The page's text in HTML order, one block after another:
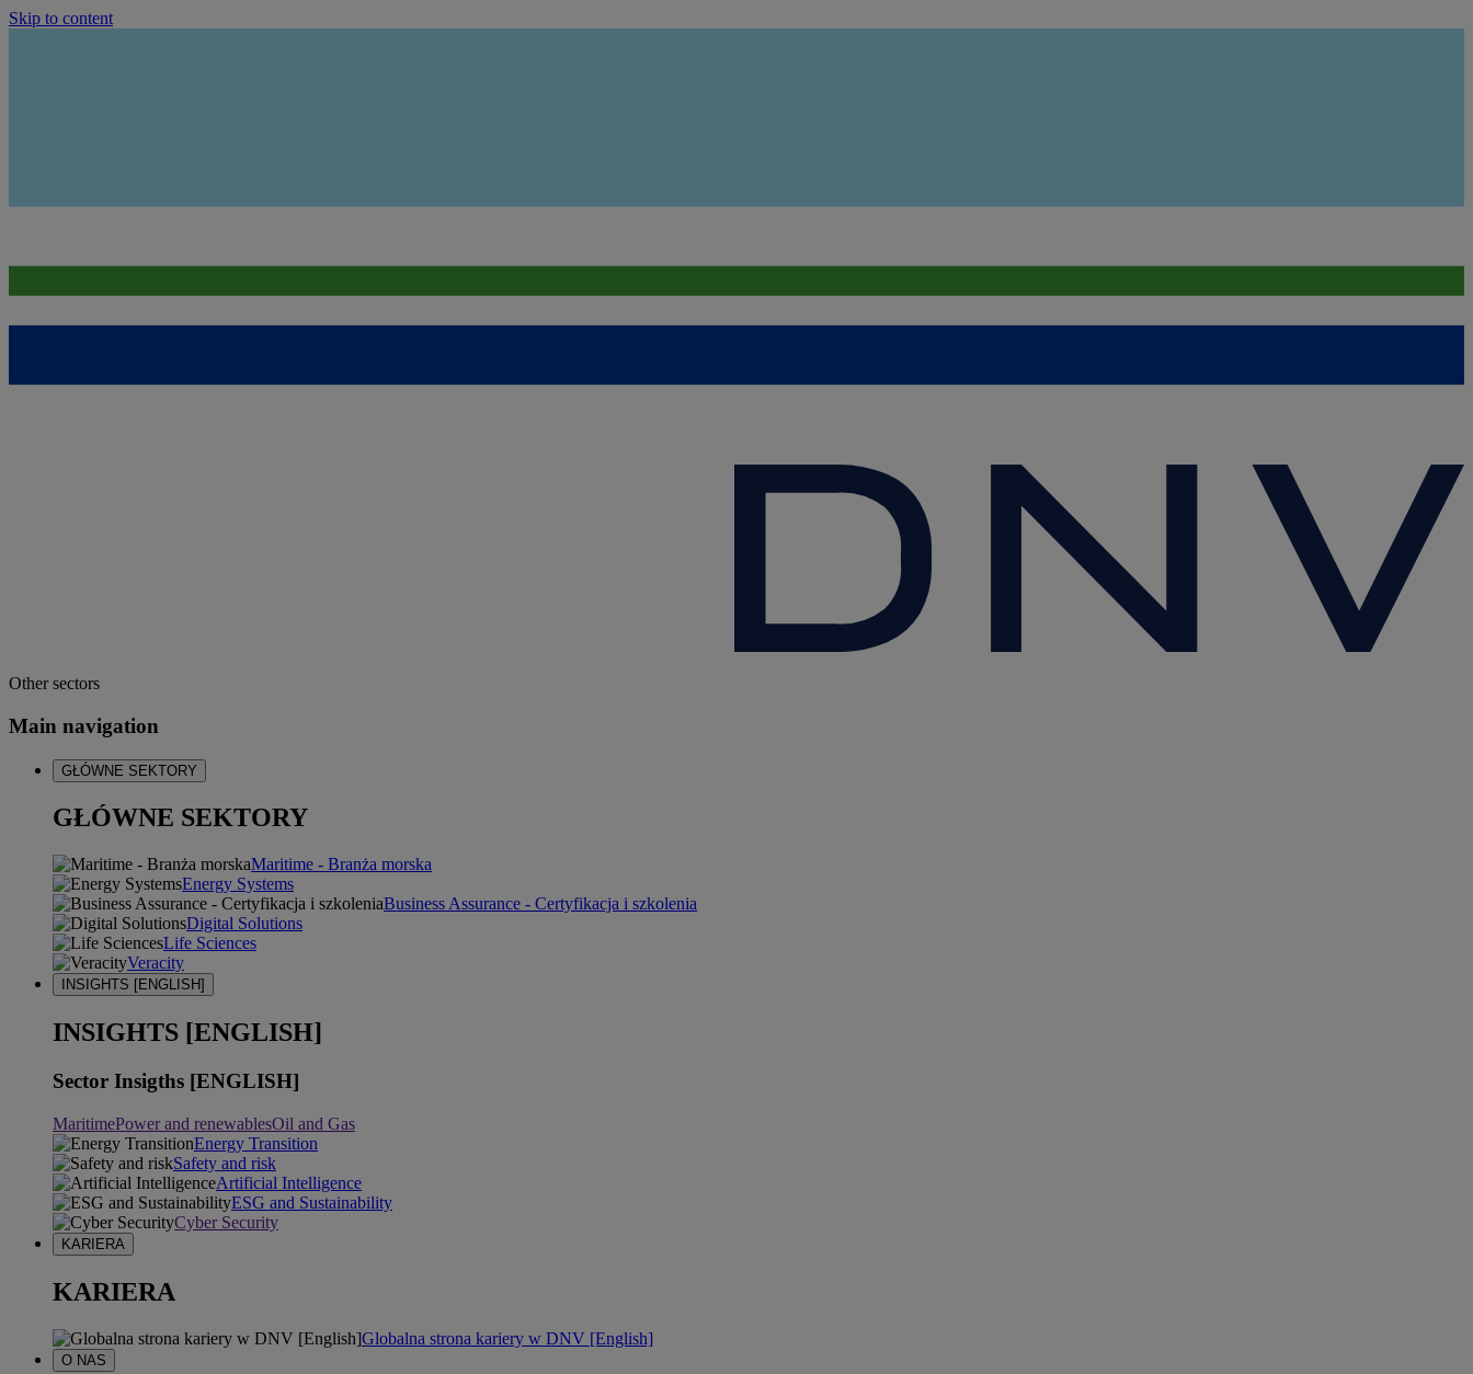
Skip to content
Other sectors
Main navigation
GŁÓWNE SEKTORY
GŁÓWNE SEKTORY
Maritime - Branża morska
Energy Systems
Business Assurance - Certyfikacja i szkolenia
Digital Solutions
Life Sciences
Veracity
INSIGHTS [ENGLISH]
INSIGHTS [ENGLISH]
Sector Insigths [ENGLISH]
MaritimePower and renewablesOil and Gas
Energy Transition
Safety and risk
Artificial Intelligence
ESG and Sustainability
Cyber Security
KARIERA
KARIERA
Globalna strona kariery w DNV [English]
O NAS